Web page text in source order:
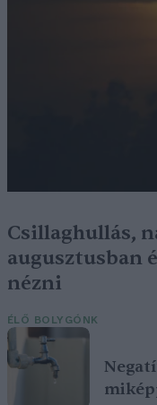
Csillaghullás,
augusztusban
nézni
ÉLŐ BOLYGÓNK